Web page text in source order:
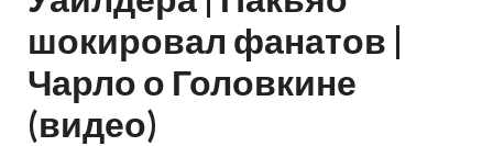
шокировал фанатов |
Чарло о Головкине
(видео)